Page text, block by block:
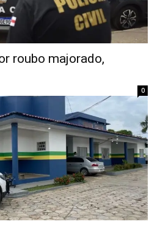
roubo majorado,
0